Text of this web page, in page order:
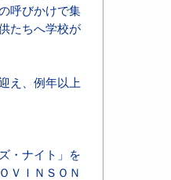
呼びかけで集
たちへ学校が
え、例年以上
・ナイト」を
ＶＩＮＳＯＮ